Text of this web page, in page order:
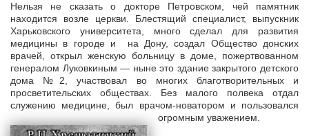
Нельзя не сказать о докторе Петровском, чей памятник
находится возле церкви. Блестящий специалист, выпускник
Харьковского университета, много сделал для развития
медицины в городе и на Дону, создал Общество донских
врачей, открыл женскую больницу в доме, пожертвованном
генералом Луковкиным — ныне это здание закрытого детского
дома №2, участвовал во многих благотворительных и
просветительских обществах. Без малого полвека отдал
служению медицине, был врачом-новатором и пользовался
огромным уважением.